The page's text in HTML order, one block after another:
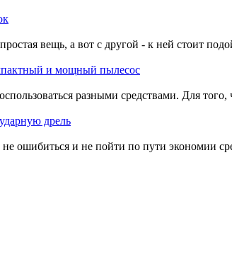
вещь, а вот с другой - к ней стоит
и мощный пылесос
разными средствами. Для
дрель
ошибиться и не пойти по пути экономии